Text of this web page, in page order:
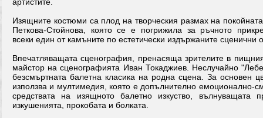
Изящните костюми са плод на творческия размах на
Петкова-Стойнова, която се е погрижила за ръчното
всеки един от камъните по естетически издържаните сценични
Впечатляващата сценография, пренасяща зрителите в
майстор на сценографията Иван Токаджиев. Неслучайно
безсмъртната балетна класика на родна сцена. За основен
използва и мултимедия, която е допълнително емоционално-
средствата на изящното балетно изкуство, вълнуващата
изкушенията, прокобата и болката.